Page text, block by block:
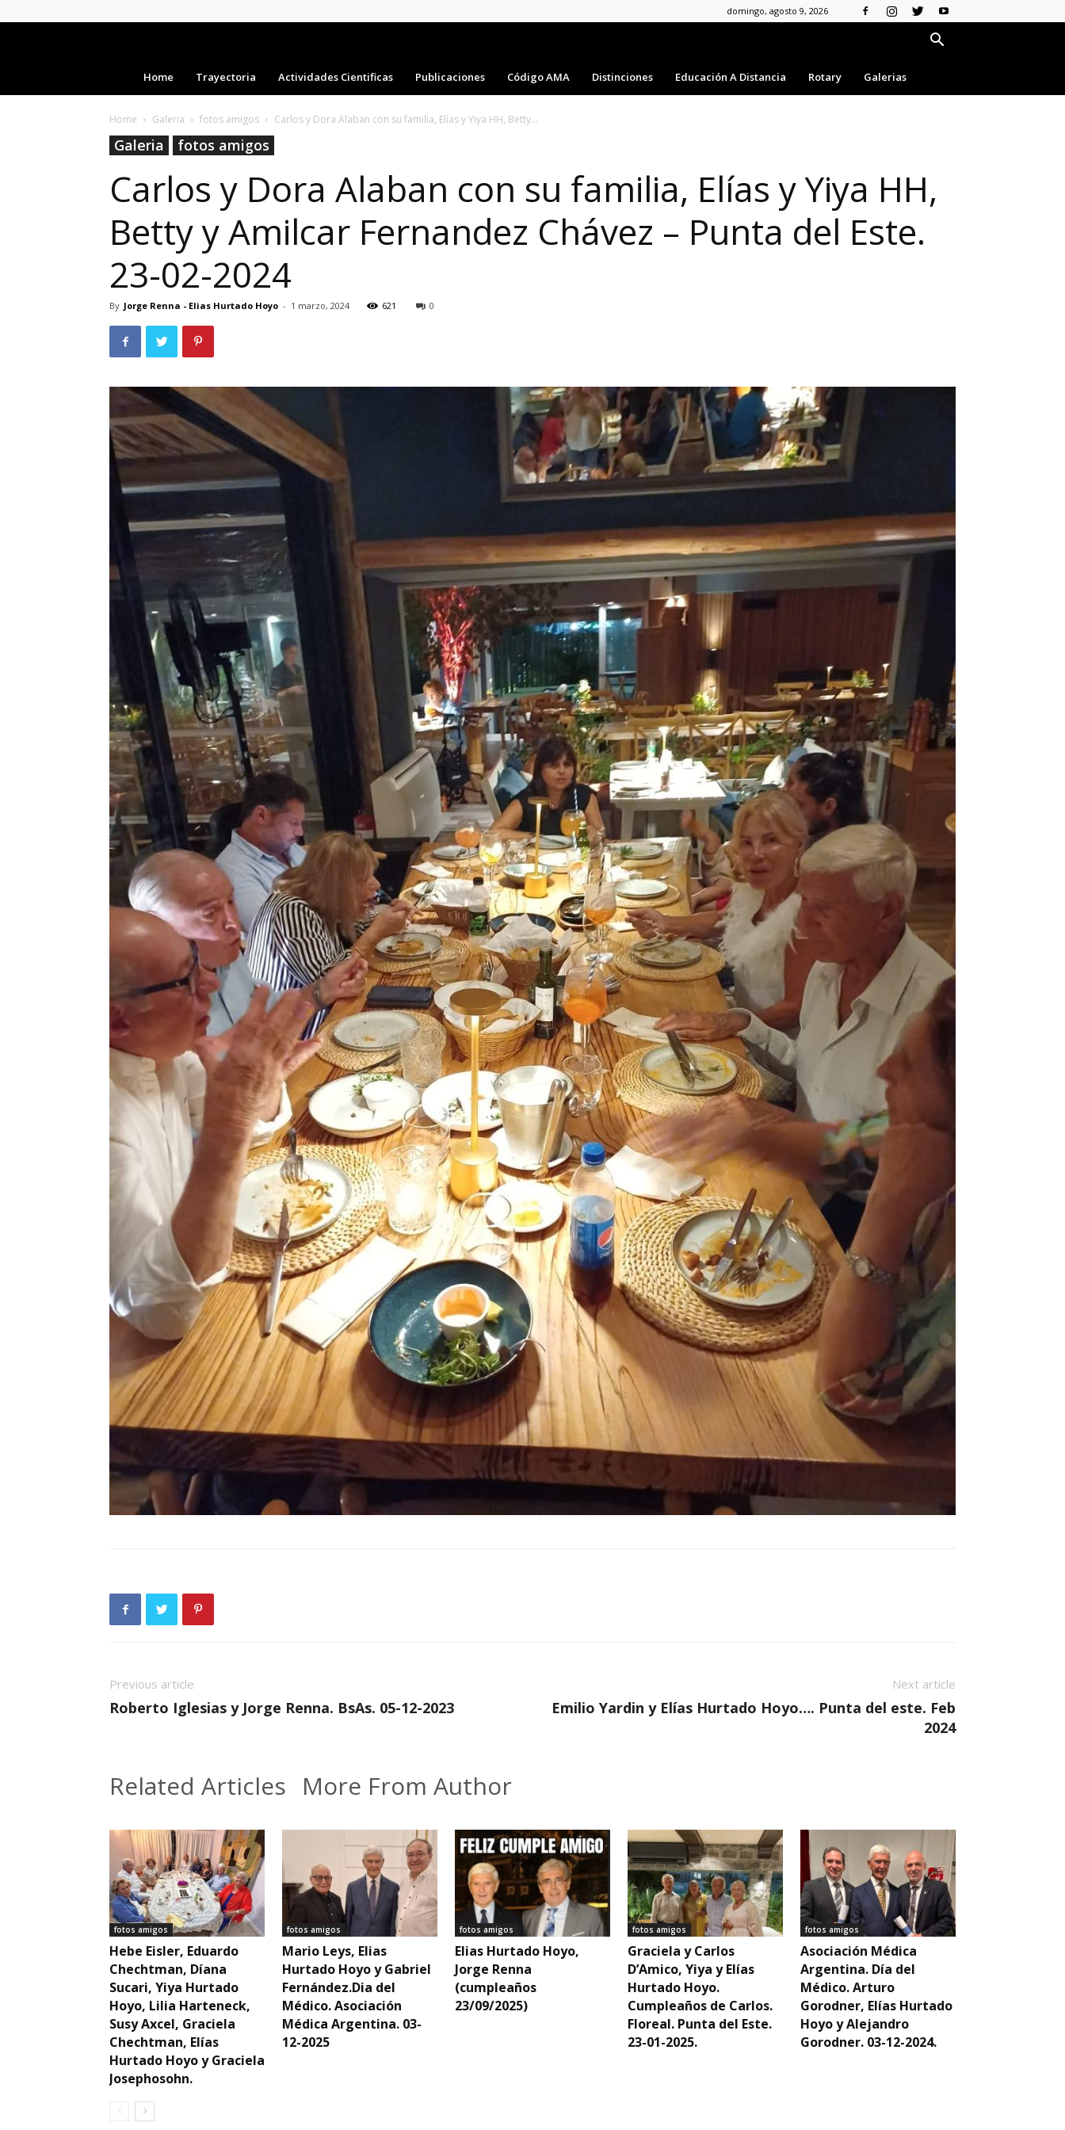
domingo, agosto 9, 2026
Home Trayectoria Actividades Cientificas Publicaciones Código AMA Distinciones Educación A Distancia Rotary Galerias
Home Galeria fotos amigos Carlos y Dora Alaban con su familia, Elías y Yiya HH, Betty...
Galeria fotos amigos
Carlos y Dora Alaban con su familia, Elías y Yiya HH,
Betty y Amilcar Fernandez Chávez – Punta del Este.
23-02-2024
By Jorge Renna - Elias Hurtado Hoyo - 1 marzo, 2024 621 0
Previous article
Roberto Iglesias y Jorge Renna. BsAs. 05-12-2023
Next article
Emilio Yardin y Elías Hurtado Hoyo…. Punta del este. Feb
2024
Related Articles More From Author
fotos amigos
Hebe Eisler, Eduardo
Chechtman, Díana
Sucari, Yiya Hurtado
Hoyo, Lilia Harteneck,
Susy Axcel, Graciela
Chechtman, Elías
Hurtado Hoyo y Graciela
Josephosohn.
fotos amigos
Mario Leys, Elias
Hurtado Hoyo y Gabriel
Fernández.Dia del
Médico. Asociación
Médica Argentina. 03-
12-2025
fotos amigos
Elias Hurtado Hoyo,
Jorge Renna
(cumpleaños
23/09/2025)
fotos amigos
Graciela y Carlos
D’Amico, Yiya y Elías
Hurtado Hoyo.
Cumpleaños de Carlos.
Floreal. Punta del Este.
23-01-2025.
fotos amigos
Asociación Médica
Argentina. Día del
Médico. Arturo
Gorodner, Elías Hurtado
Hoyo y Alejandro
Gorodner. 03-12-2024.